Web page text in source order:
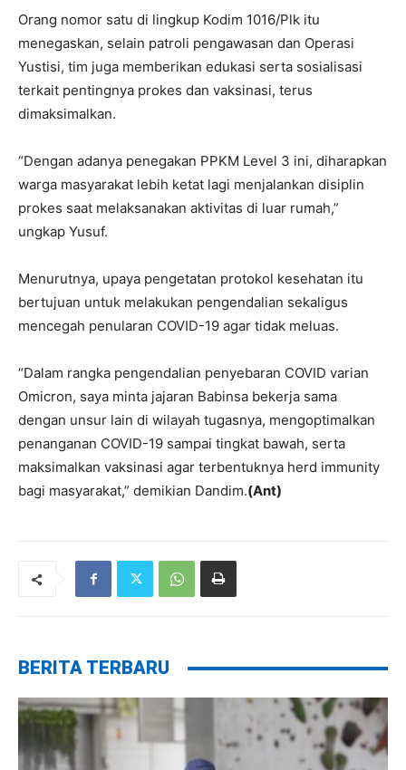
Orang nomor satu di lingkup Kodim 1016/Plk itu
menegaskan, selain patroli pengawasan dan Operasi
Yustisi, tim juga memberikan edukasi serta sosialisasi
terkait pentingnya prokes dan vaksinasi, terus
dimaksimalkan.
“Dengan adanya penegakan PPKM Level 3 ini, diharapkan
warga masyarakat lebih ketat lagi menjalankan disiplin
prokes saat melaksanakan aktivitas di luar rumah,”
ungkap Yusuf.
Menurutnya, upaya pengetatan protokol kesehatan itu
bertujuan untuk melakukan pengendalian sekaligus
mencegah penularan COVID-19 agar tidak meluas.
“Dalam rangka pengendalian penyebaran COVID varian
Omicron, saya minta jajaran Babinsa bekerja sama
dengan unsur lain di wilayah tugasnya, mengoptimalkan
penanganan COVID-19 sampai tingkat bawah, serta
maksimalkan vaksinasi agar terbentuknya herd immunity
bagi masyarakat,” demikian Dandim.(Ant)
BERITA TERBARU